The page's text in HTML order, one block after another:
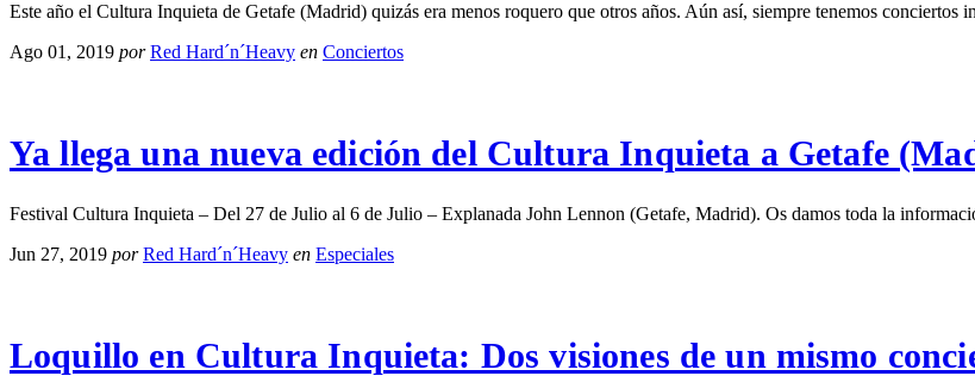
Este año el Cultura Inquieta de Getafe (Madrid) quizás era menos roquero que otros años. Aún así, siempre tenemos
Ago 01, 2019 por Red Hard´n´Heavy en Conciertos
Ya llega una nueva edición del Cultura Inquieta a Getafe
Festival Cultura Inquieta – Del 27 de Julio al 6 de Julio – Explanada John Lennon (Getafe, Madrid). Os damos toda la
Jun 27, 2019 por Red Hard´n´Heavy en Especiales
Loquillo en Cultura Inquieta: Dos visiones de un mismo